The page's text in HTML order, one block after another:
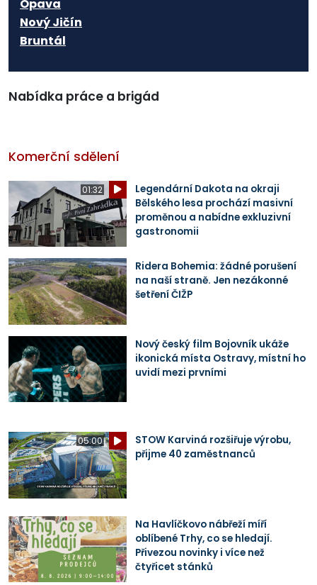
Opava
Nový Jičín
Bruntál
Nabídka práce a brigád
Komerční sdělení
01:32
Legendární Dakota na okraji
Bělského lesa prochází masivní
proměnou a nabídne exkluzivní
gastronomii
Ridera Bohemia: žádné porušení
na naší straně. Jen nezákonné
šetření ČIŽP
Nový český film Bojovník ukáže
ikonická místa Ostravy, místní ho
uvidí mezi prvními
05:00
STOW Karviná rozšiřuje výrobu,
přijme 40 zaměstnanců
Na Havlíčkovo nábřeží míří
oblíbené Trhy, co se hledají.
Přivezou novinky i více než
čtyřicet stánků